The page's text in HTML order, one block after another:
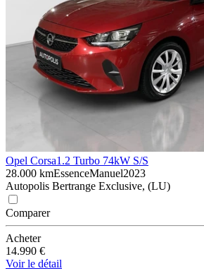
Opel Corsa1.2 Turbo 74kW S/S
28.000 kmEssenceManuel2023
Autopolis Bertrange Exclusive, (LU)
Comparer
Acheter
14.990 €
Voir le détail